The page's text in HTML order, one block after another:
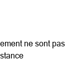
ne sont pas